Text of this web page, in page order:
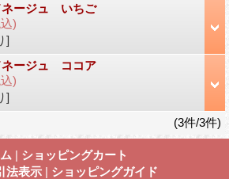
ネージュ いちご
)
]
ネージュ ココア
)
]
(3件/3件)
| ショッピングカート
法表示 | ショッピングガイド